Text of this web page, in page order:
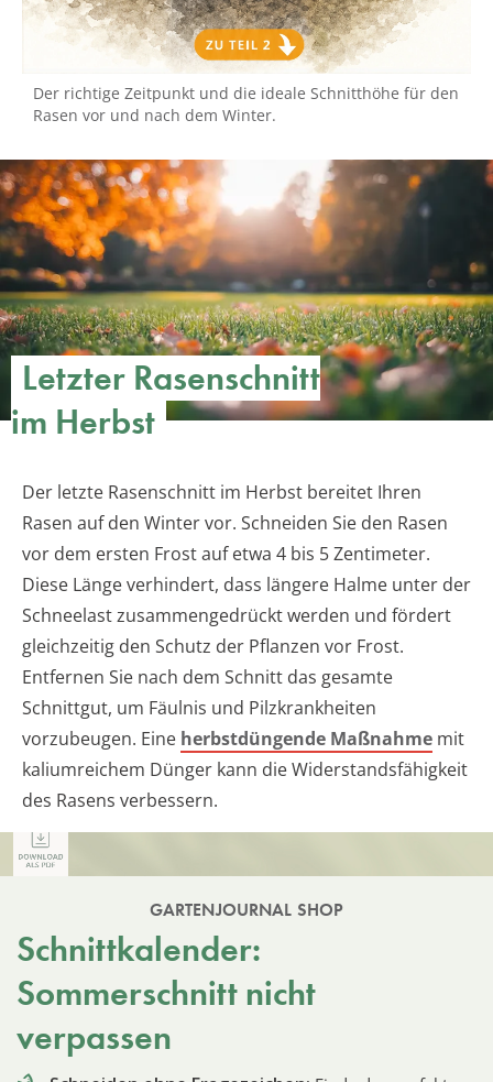
Der richtige Zeitpunkt und die ideale Schnitthöhe für den
Rasen vor und nach dem Winter.
Letzter Rasenschnitt
im Herbst
Der letzte Rasenschnitt im Herbst bereitet Ihren
Rasen auf den Winter vor. Schneiden Sie den Rasen
vor dem ersten Frost auf etwa 4 bis 5 Zentimeter.
Diese Länge verhindert, dass längere Halme unter der
Schneelast zusammengedrückt werden und fördert
gleichzeitig den Schutz der Pflanzen vor Frost.
Entfernen Sie nach dem Schnitt das gesamte
Schnittgut, um Fäulnis und Pilzkrankheiten
vorzubeugen. Eine herbstdüngende Maßnahme mit
kaliumreichem Dünger kann die Widerstandsfähigkeit
des Rasens verbessern.
GARTENJOURNAL SHOP
Schnittkalender:
Sommerschnitt nicht
verpassen